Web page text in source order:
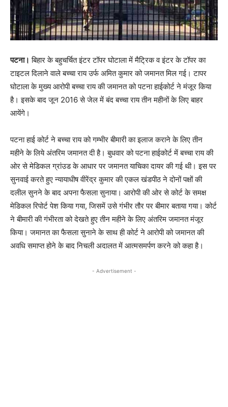
पटना। बिहार के बहुचर्चित इंटर टॉपर घोटाला में मैट्रिक व इंटर के टॉपर का
टाइटल दिलाने वाले बच्चा राय उर्फ अमित कुमार को जमानत मिल गई। टापर
घोटाला के मुख्य आरोपी बच्चा राय की जमानत को पटना हाईकोर्ट ने मंजूर किया
है। इसके बाद जून 2016 से जेल में बंद बच्चा राय तीन महीनों के लिए बाहर
आयेंगे।
पटना हाई कोर्ट ने बच्चा राय को गम्भीर बीमारी का इलाज कराने के लिए तीन
महीने के लिये अंतरिम जमानत दी है। बुधवार को पटना हाईकोर्ट में बच्चा राय की
ओर से मेडिकल ग्रांउड के आधार पर जमानत याचिका दायर की गई थी। इस पर
सुनवाई करते हुए न्यायाधीष वीरेंद्र कुमार की एकल खंडपीठ ने दोनों पक्षों की
दलील सुनने के बाद अपना फैसला सुनाया। आरोपी की ओर से कोर्ट के समक्ष
मेडिकल रिपोर्ट पेश किया गया, जिसमें उसे गंभीर तौर पर बीमार बताया गया। कोर्ट
ने बीमारी की गंभीरता को देखते हुए तीन महीने के लिए अंतरिम जमानत मंजूर
किया। जमानत का फैसला सुनाने के साथ ही कोर्ट ने आरोपी को जमानत की
अवधि समाप्त होने के बाद निचली अदालत में आत्मसमर्पण करने को कहा है।
- Advertisement -